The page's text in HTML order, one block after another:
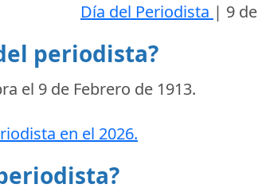
Día del Periodista | 9
periodista?
el 9 de Febrero de 1913.
en el 2026.